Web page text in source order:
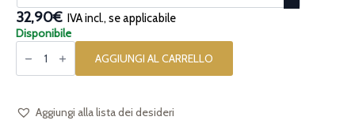
32,90€ IVA incl., se applicabile
Disponibile
Trafila
per
in
quantità
AGGIUNGI AL CARRELLO
Aggiungi alla lista dei desideri